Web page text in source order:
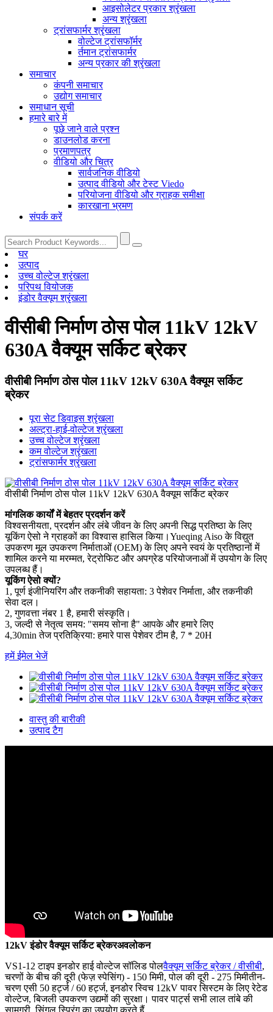
आइसोलेटर प्रकार श्रृंखला
अन्य श्रृंखला
ट्रांसफार्मर श्रृंखला
वोल्टेज ट्रांसफॉर्मर
र्तमान ट्रांसफार्मर
अन्य प्रकार की श्रृंखला
समाचार
कंपनी समाचार
उद्योग समाचार
समाधान सूची
हमारे बारे में
पूछे जाने वाले प्रश्न
डाउनलोड करना
प्रमाणपत्र
वीडियो और चित्र
सार्वजनिक वीडियो
उत्पाद वीडियो और टेस्ट Viedo
परियोजना वीडियो और ग्राहक समीक्षा
कारखाना भ्रमण
संपर्क करें
घर
उत्पाद
उच्च वोल्टेज श्रृंखला
परिपथ वियोजक
इंडोर वैक्यूम श्रृंखला
वीसीबी निर्माण ठोस पोल 11kV 12kV
630A वैक्यूम सर्किट ब्रेकर
वीसीबी निर्माण ठोस पोल 11kV 12kV 630A वैक्यूम सर्किट
ब्रेकर
पूरा सेट डिवाइस श्रृंखला
अल्ट्रा-हाई-वोल्टेज श्रृंखला
उच्च वोल्टेज श्रृंखला
कम वोल्टेज श्रृंखला
ट्रांसफार्मर श्रृंखला
वीसीबी निर्माण ठोस पोल 11kV 12kV 630A वैक्यूम सर्किट ब्रेकर
मांगलिक कार्यों में बेहतर प्रदर्शन करें
विश्वसनीयता, प्रदर्शन और लंबे जीवन के लिए अपनी सिद्ध प्रतिष्ठा के लिए
यूकिंग ऐसो ने ग्राहकों का विश्वास हासिल किया।Yueqing Aiso के विद्युत
उपकरण मूल उपकरण निर्माताओं (OEM) के लिए अपने स्वयं के प्रतिष्ठानों में
शामिल करने या मरम्मत, रेट्रोफिट और अपग्रेड परियोजनाओं में उपयोग के लिए
उपलब्ध हैं।
यूकिंग ऐसो क्यों?
1, पूर्ण इंजीनियरिंग और तकनीकी सहायता: 3 पेशेवर निर्माता, और तकनीकी
सेवा दल।
2, गुणवत्ता नंबर 1 है, हमारी संस्कृति।
3, जल्दी से नेतृत्व समय: "समय सोना है" आपके और हमारे लिए
4,30min तेज प्रतिक्रिया: हमारे पास पेशेवर टीम है, 7 * 20H
हमें ईमेल भेजें
वास्तु की बारीकी
उत्पाद टैग
12kV इंडोर वैक्यूम सर्किट ब्रेकरअवलोकन
VS1-12 टाइप इनडोर हाई वोल्टेज सॉलिड पोलवैक्यूम सर्किट ब्रेकर / वीसीबी,
चरणों के बीच की दूरी (फेज़ स्पेसिंग) - 150 मिमी, पोल की दूरी - 275 मिमीतीन-
चरण एसी 50 हर्ट्ज / 60 हर्ट्ज, इनडोर स्विच 12kV पावर सिस्टम के लिए रेटेड
वोल्टेज, बिजली उपकरण उद्यमों की सुरक्षा। पावर पार्ट्स सभी लाल तांबे की
सामग्री, सिंगल स्प्रिंग का उपयोग करते हैं